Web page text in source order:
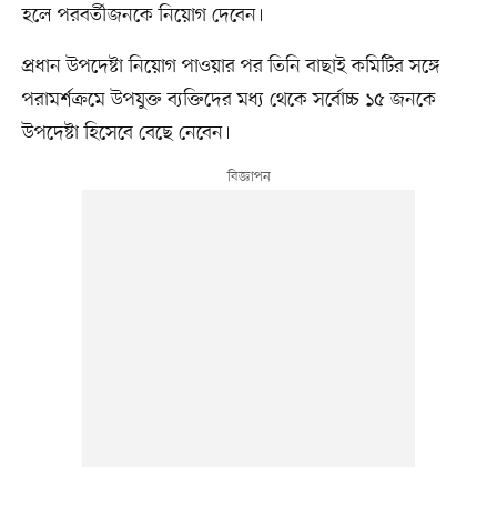
হলে পরবর্তীজনকে নিয়োগ দেবেন।
প্রধান উপদেষ্টা নিয়োগ পাওয়ার পর তিনি বাছাই কমিটির সঙ্গে
পরামর্শক্রমে উপযুক্ত ব্যক্তিদের মধ্য থেকে সর্বোচ্চ ১৫ জনকে
উপদেষ্টা হিসেবে বেছে নেবেন।